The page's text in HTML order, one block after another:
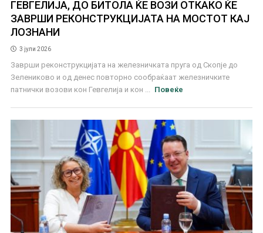
ГЕВГЕЛИЈА, ДО БИТОЛА ЌЕ ВОЗИ ОТКАКО ЌЕ
ЗАВРШИ РЕКОНСТРУКЦИЈАТА НА МОСТОТ КАЈ
ЛОЗНАНИ
3 јули 2026
Заврши реконструкцијата на железничката пруга од Скопје до
Зелениково и од денес повторно сообраќаат железничките
патнички возови кон Гевгелија и кон ...
Повеќе